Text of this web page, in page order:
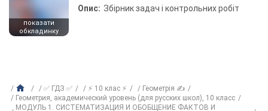
показати
обкладинку
Опис: Збірник задач і контрольних робіт
✅ ГДЗ ✅ ⚡ 10 клас ⚡
Геометрія ✍
Геометрия, академический уровень (для русских школ), 10 класс
МОДУЛЬ 1. СИСТЕМАТИЗАЦИЯ И ОБОБЩЕНИЕ ФАКТОВ И